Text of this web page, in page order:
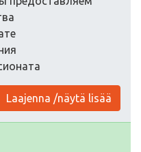
Laajenna /näytä lisää